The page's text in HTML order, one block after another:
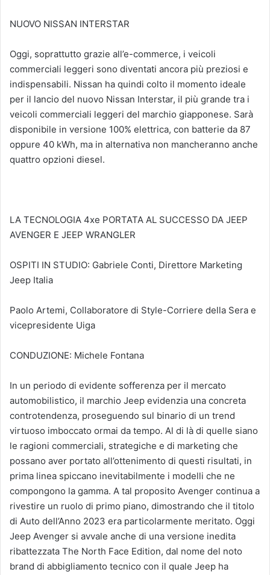
NUOVO NISSAN INTERSTAR
Oggi, soprattutto grazie all’e-commerce, i veicoli
commerciali leggeri sono diventati ancora più preziosi e
indispensabili. Nissan ha quindi colto il momento ideale
per il lancio del nuovo Nissan Interstar, il più grande tra i
veicoli commerciali leggeri del marchio giapponese. Sarà
disponibile in versione 100% elettrica, con batterie da 87
oppure 40 kWh, ma in alternativa non mancheranno anche
quattro opzioni diesel.
LA TECNOLOGIA 4xe PORTATA AL SUCCESSO DA JEEP
AVENGER E JEEP WRANGLER
OSPITI IN STUDIO: Gabriele Conti, Direttore Marketing
Jeep Italia
Paolo Artemi, Collaboratore di Style-Corriere della Sera e
vicepresidente Uiga
CONDUZIONE: Michele Fontana
In un periodo di evidente sofferenza per il mercato
automobilistico, il marchio Jeep evidenzia una concreta
controtendenza, proseguendo sul binario di un trend
virtuoso imboccato ormai da tempo. Al di là di quelle siano
le ragioni commerciali, strategiche e di marketing che
possano aver portato all’ottenimento di questi risultati, in
prima linea spiccano inevitabilmente i modelli che ne
compongono la gamma. A tal proposito Avenger continua a
rivestire un ruolo di primo piano, dimostrando che il titolo
di Auto dell’Anno 2023 era particolarmente meritato. Oggi
Jeep Avenger si avvale anche di una versione inedita
ribattezzata The North Face Edition, dal nome del noto
brand di abbigliamento tecnico con il quale Jeep ha